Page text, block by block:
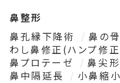
鼻整形
鼻孔縁下降術
鼻の
わし鼻修正(ハンプ修
鼻プロテーゼ
鼻尖
鼻中隔延長
小鼻縮小